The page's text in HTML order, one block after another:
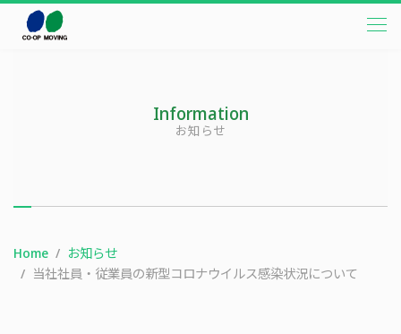
メ
本文までスキップする
Information
お知らせ
Home
お知らせ
当社社員・従業員の新型コロナウイルス感染状況について